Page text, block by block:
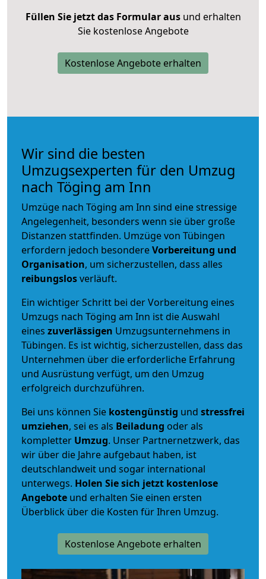
Füllen Sie jetzt das Formular ausund erhalten
Sie kostenlose Angebote
Kostenlose Angebote erhalten
Wir sind die besten
Umzugsexperten für den Umzug
nach Töging am Inn
Umzüge nach Töging am Inn sind eine stressige
Angelegenheit, besonders wenn sie über große
Distanzen stattfinden. Umzüge von Tübingen
erfordern jedoch besondereVorbereitung und
Organisation, um sicherzustellen, dass alles
reibungslosverläuft.
Ein wichtiger Schritt bei der Vorbereitung eines
Umzugs nach Töging am Inn ist die Auswahl
eines zuverlässigen Umzugsunternehmens in
Tübingen. Es ist wichtig, sicherzustellen, dass das
Unternehmen über die erforderliche Erfahrung
und Ausrüstung verfügt, um den Umzug
erfolgreich durchzuführen.
Bei uns können Sie kostengünstig und stressfrei
umziehen, sei es als Beiladung oder als
kompletter Umzug. Unser Partnernetzwerk, das
wir über die Jahre aufgebaut haben, ist
deutschlandweit und sogar international
unterwegs. Holen Sie sich jetzt kostenlose
Angebote und erhalten Sie einen ersten
Überblick über die Kosten für Ihren Umzug.
Kostenlose Angebote erhalten